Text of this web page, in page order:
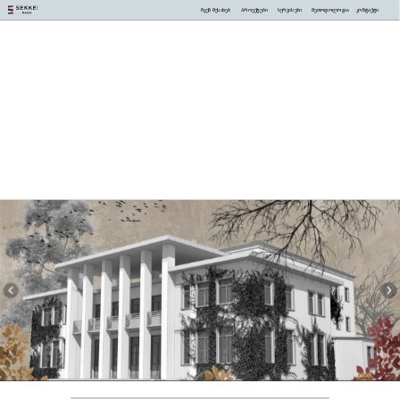
სერვისები
ჩვენ შესახებ კონტაქტი
მეთოდოლოგია
პროექტები